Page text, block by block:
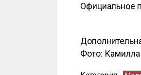
Официальное
Фото: